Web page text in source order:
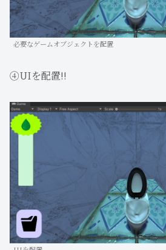
必要なゲームオブジェクトを配置
④UIを配置!!